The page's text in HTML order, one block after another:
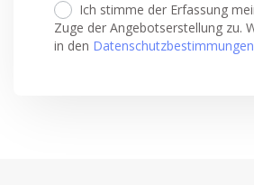
Ich stimme der Erfassung
Zuge der Angebotserstellung zu.
in den Datenschutzbestimmungen